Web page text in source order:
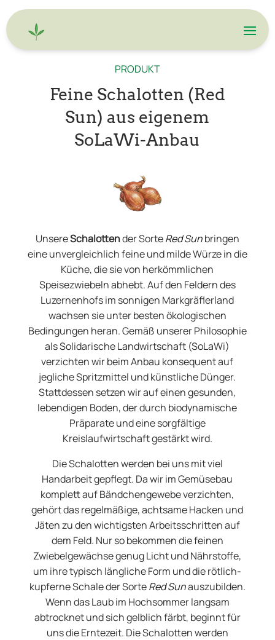
PRODUKT
Feine Schalotten (Red
Sun) aus eigenem
SoLaWi-Anbau
UnsereSchalottender SorteRed Sunbringen
eine unvergleichlich feine und milde Würze in die
Küche, die sie von herkömmlichen
Speisezwiebeln abhebt. Auf den Feldern des
Luzernenhofs im sonnigen Markgräflerland
wachsen sie unter besten ökologischen
Bedingungen heran. Gemäß unserer Philosophie
als Solidarische Landwirtschaft (SoLaWi)
verzichten wir beim Anbau konsequent auf
jegliche Spritzmittel und künstliche Dünger.
Stattdessen setzen wir auf einen gesunden,
lebendigen Boden, der durch biodynamische
Präparate und eine sorgfältige
Kreislaufwirtschaft gestärkt wird.
Die Schalotten werden bei uns mit viel
Handarbeit gepflegt. Da wir im Gemüsebau
komplett auf Bändchengewebe verzichten,
gehört das regelmäßige, achtsame Hacken und
Jäten zu den wichtigsten Arbeitsschritten auf
dem Feld. Nur so bekommen die feinen
Zwiebelgewächse genug Licht und Nährstoffe,
um ihre typisch längliche Form und die rötlich-
kupferne Schale der SorteRed Sunauszubilden.
Wenn das Laub im Hochsommer langsam
abtrocknet und sich gelblich färbt, beginnt für
uns die Erntezeit. Die Schalotten werden